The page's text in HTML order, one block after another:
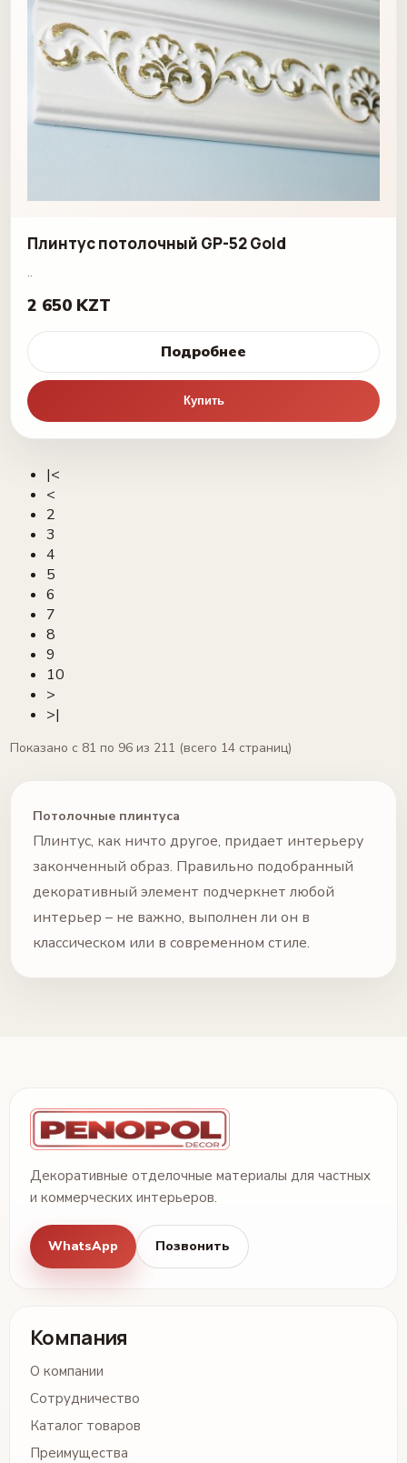
Плинтус потолочный GP-52 Gold
..
2 650 KZT
Подробнее
Купить
|<
<
2
3
4
5
6
7
8
9
10
>
>|
Показано с 81 по 96 из 211 (всего 14 страниц)
Потолочные плинтуса
Плинтус, как ничто другое, придает интерьеру
законченный образ. Правильно подобранный
декоративный элемент подчеркнет любой
интерьер – не важно, выполнен ли он в
классическом или в современном стиле.
Декоративные отделочные материалы для частных
и коммерческих интерьеров.
WhatsApp Позвонить
Компания
О компании
Сотрудничество
Каталог товаров
Преимущества